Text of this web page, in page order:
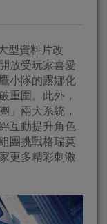
型資料片改
放受玩家喜愛
小隊的露娜化
重圍。此外，
」兩大系統，
互動提升角色
團挑戰格瑞莫
更多精彩刺激